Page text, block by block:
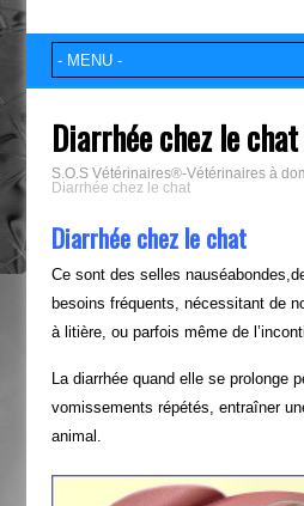
Diarrhée chez le chat
S.O.S Vétérinaires®-Vétérinaires à
Diarrhée chez le chat
Diarrhée chez le chat
Ce sont des selles
besoins fréquents, nécessitant de
à litière, ou parfois même de
La diarrhée quand elle se prolonge
vomissements répétés, entraîner
animal.